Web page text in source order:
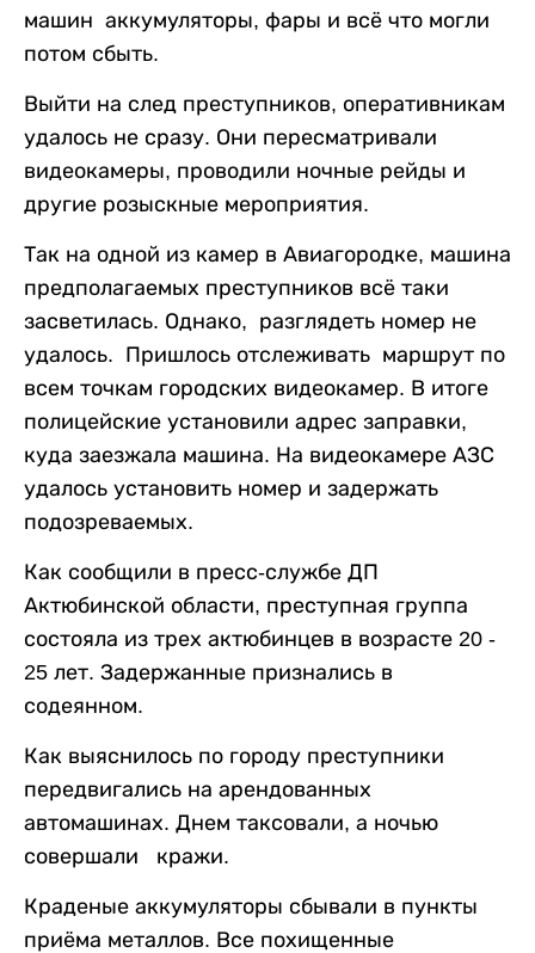
машин аккумуляторы, фары и всё что могли
потом сбыть.
Выйти на след преступников, оперативникам
удалось не сразу. Они пересматривали
видеокамеры, проводили ночные рейды и
другие розыскные мероприятия.
Так на одной из камер в Авиагородке, машина
предполагаемых преступников всё таки
засветилась. Однако, разглядеть номер не
удалось. Пришлось отслеживать маршрут по
всем точкам городских видеокамер. В итоге
полицейские установили адрес заправки,
куда заезжала машина. На видеокамере АЗС
удалось установить номер и задержать
подозреваемых.
Как сообщили в пресс-службе ДП
Актюбинской области, преступная группа
состояла из трех актюбинцев в возрасте 20 -
25 лет. Задержанные признались в
содеянном.
Как выяснилось по городу преступники
передвигались на арендованных
автомашинах. Днем таксовали, а ночью
совершали кражи.
Краденые аккумуляторы сбывали в пункты
приёма металлов. Все похищенные